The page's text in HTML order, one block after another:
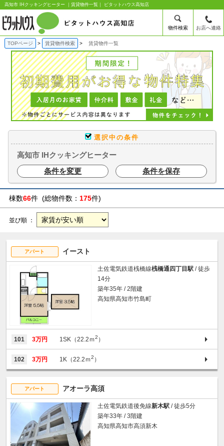
高知市 IHクッキングヒーター ｜賃貸物件一覧｜ ピタットハウス高知店
物件検索 お店へ連絡
TOPページ 賃貸物件検索 賃貸物件一覧
選択中の条件
高知市 IHクッキングヒーター
条件を変更
条件を保存
棟数66件 (総物件数： 175件)
並び順 ：
アパート イースト
土佐電気鉄道桟橋線桟橋通四丁目駅 / 徒歩
14分
築年35年 / 2階建
高知県高知市竹島町
101 3万円 1SK（22.2ｍ2 ）
102 3万円 1K（22.2ｍ2 ）
アパート アオーラ高須
土佐電気鉄道後免線新木駅 / 徒歩5分
築年33年 / 3階建
高知県高知市高須新木